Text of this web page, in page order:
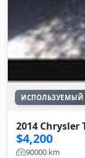
ИСПОЛЬЗУЕМЫЙ
2014 Chrysler
$4,200
90000 km